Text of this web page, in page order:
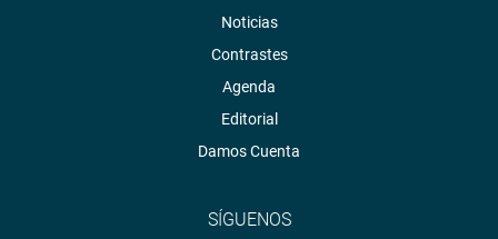
Noticias
Contrastes
Agenda
Editorial
Damos Cuenta
SÍGUENOS